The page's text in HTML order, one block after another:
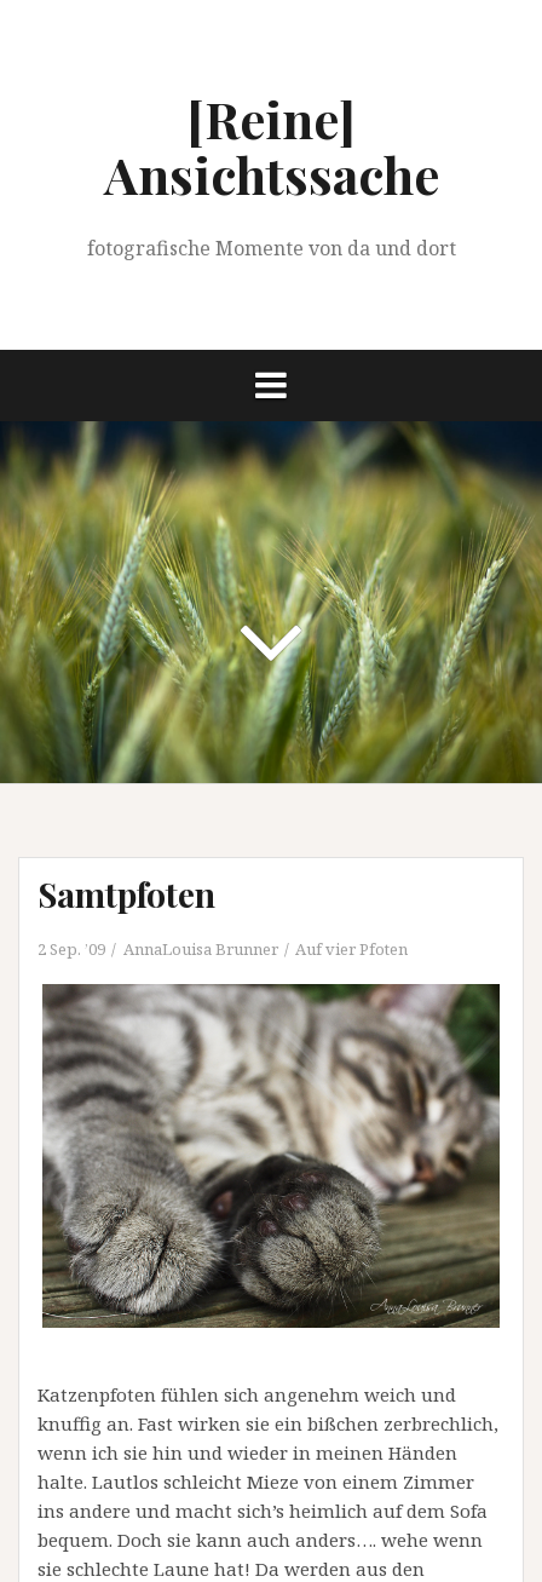
[Reine]
Ansichtssache
fotografische Momente von da und dort
Samtpfoten
2 Sep. ’09 AnnaLouisa Brunner Auf vier Pfoten
Katzenpfoten fühlen sich angenehm weich und
knuffig an. Fast wirken sie ein bißchen zerbrechlich,
wenn ich sie hin und wieder in meinen Händen
halte. Lautlos schleicht Mieze von einem Zimmer
ins andere und macht sich’s heimlich auf dem Sofa
bequem. Doch sie kann auch anders…. wehe wenn
sie schlechte Laune hat! Da werden aus den